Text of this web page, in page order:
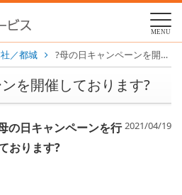
MENU
／都城 ?母の日キャンペーンを開催しております?
を開催しております?
2021/04/19
の日キャンペーンを行
おります?